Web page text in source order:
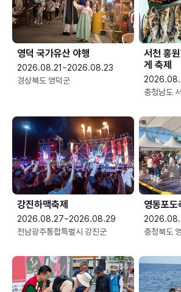
영덕 국가유산 야행
2026.08.21~2026.08.23
경상북도 영덕군
서천 홍
게 축제
충청남도
강진하맥축제
2026.08.27~2026.08.29
전남광주통합특별시 강진군
영동포도
충청북도